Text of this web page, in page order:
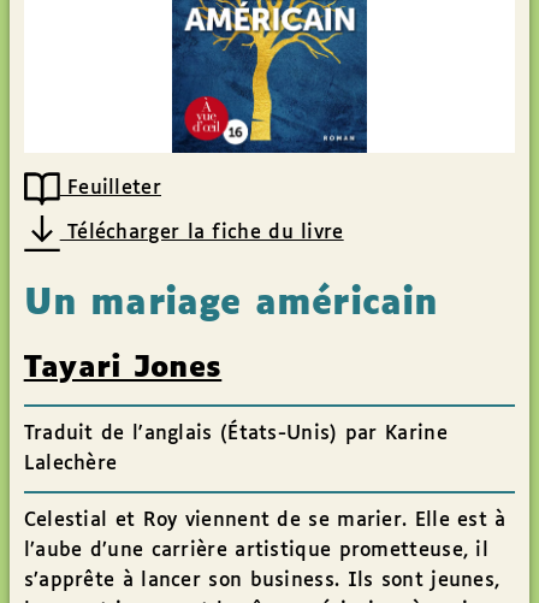
Feuilleter
Télécharger la fiche du livre
Un mariage américain
Tayari Jones
Traduit de l'anglais (États-Unis) par Karine
Lalechère
Celestial et Roy viennent de se marier. Elle est à
l’aube d’une carrière artistique prometteuse, il
s’apprête à lancer son business. Ils sont jeunes,